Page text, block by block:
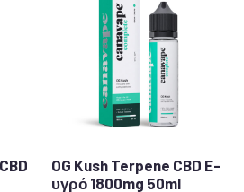
OG Kush Terpene CBD E-
υγρό 1800mg 50ml